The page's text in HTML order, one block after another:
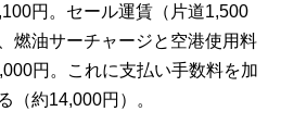
円。セール運賃（片道1,500
燃油サーチャージと空港使用料
円。これに支払い手数料を加
（約14,000円）。